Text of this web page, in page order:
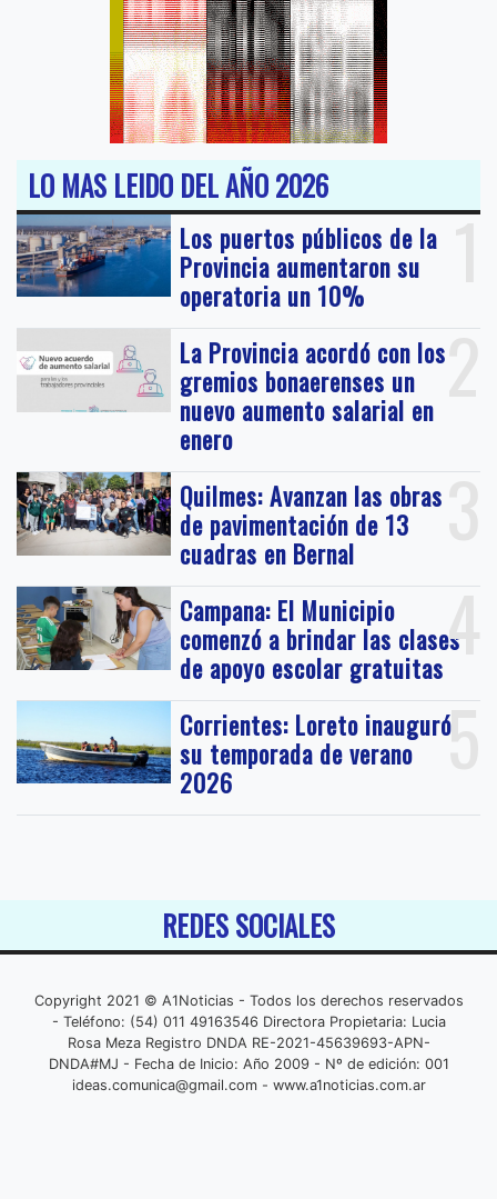
LO MAS LEIDO DEL AÑO 2026
1
Los puertos públicos de la
Provincia aumentaron su
operatoria un 10%
2
La Provincia acordó con los
gremios bonaerenses un
nuevo aumento salarial en
enero
3
Quilmes: Avanzan las obras
de pavimentación de 13
cuadras en Bernal
4
Campana: El Municipio
comenzó a brindar las clases
de apoyo escolar gratuitas
5
Corrientes: Loreto inauguró
su temporada de verano
2026
REDES SOCIALES
Copyright 2021 © A1Noticias - Todos los derechos reservados
- Teléfono: (54) 011 49163546 Directora Propietaria: Lucia
Rosa Meza Registro DNDA RE-2021-45639693-APN-
DNDA#MJ - Fecha de Inicio: Año 2009 - Nº de edición: 001
ideas.comunica@gmail.com- www.a1noticias.com.ar